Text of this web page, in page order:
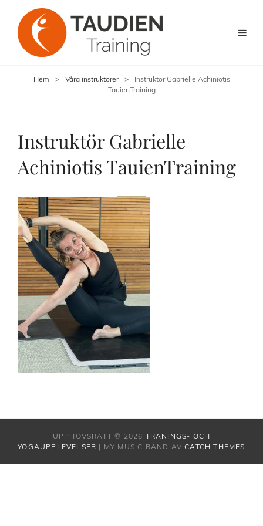
Hem > Våra instruktörer >
Instruktör Gabrielle Achiniotis
TauienTraining
Instruktör Gabrielle
Achiniotis TauienTraining
UPPHOVSRÄTT © 2026 TRÄNINGS- OCH
YOGAUPPLEVELSER | MY MUSIC BAND AVCATCH THEMES